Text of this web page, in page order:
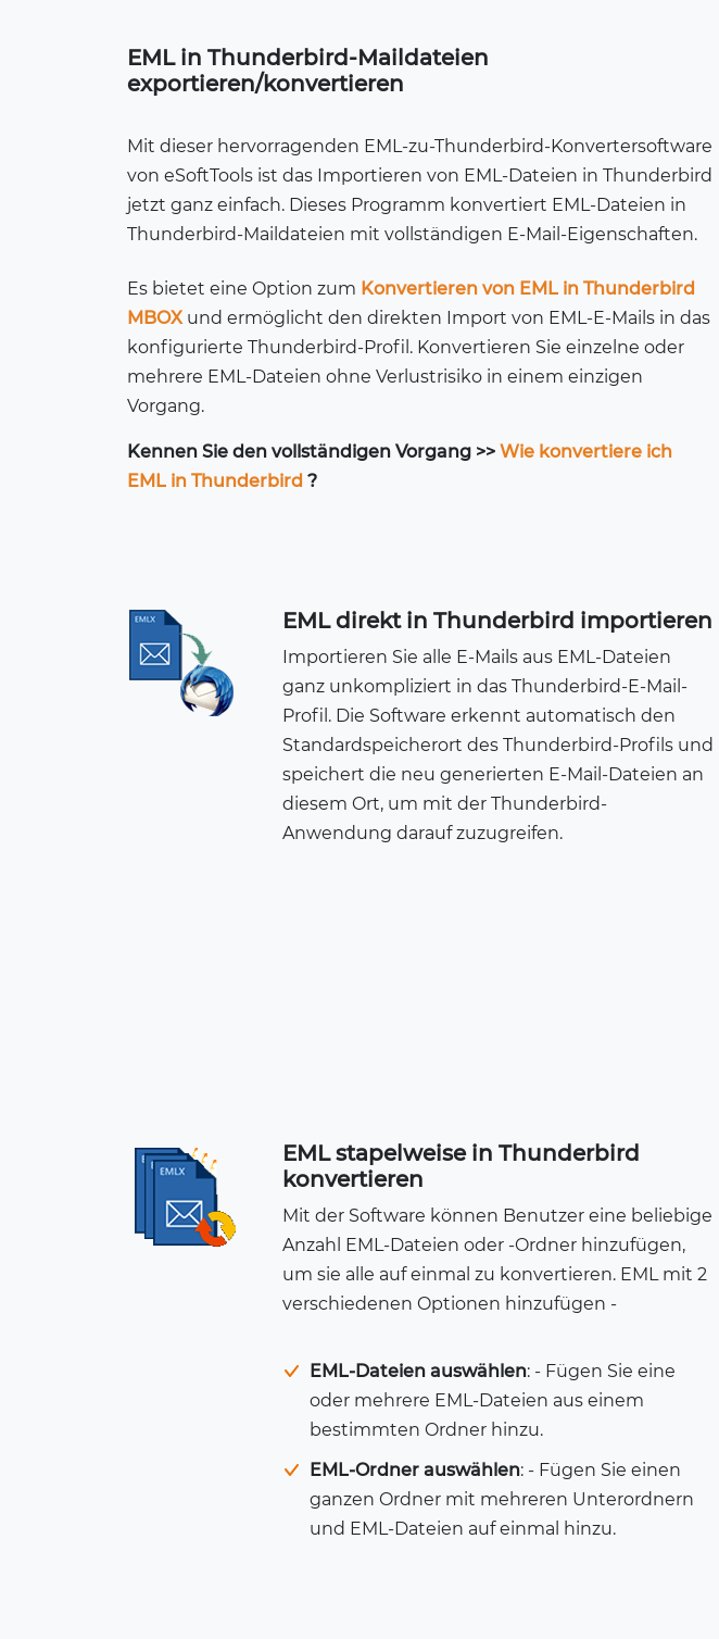
EML in Thunderbird-Maildateien
exportieren/konvertieren
Mit dieser hervorragenden EML-zu-Thunderbird-Konvertersoftware
von eSoftTools ist das Importieren von EML-Dateien in Thunderbird
jetzt ganz einfach. Dieses Programm konvertiert EML-Dateien in
Thunderbird-Maildateien mit vollständigen E-Mail-Eigenschaften.
Es bietet eine Option zum Konvertieren von EML in Thunderbird
MBOXund ermöglicht den direkten Import von EML-E-Mails in das
konfigurierte Thunderbird-Profil. Konvertieren Sie einzelne oder
mehrere EML-Dateien ohne Verlustrisiko in einem einzigen
Vorgang.
Kennen Sie den vollständigen Vorgang >> Wie konvertiere ich
EML in Thunderbird ?
EML direkt in Thunderbird importieren
Importieren Sie alle E-Mails aus EML-Dateien
ganz unkompliziert in das Thunderbird-E-Mail-
Profil. Die Software erkennt automatisch den
Standardspeicherort des Thunderbird-Profils und
speichert die neu generierten E-Mail-Dateien an
diesem Ort, um mit der Thunderbird-
Anwendung darauf zuzugreifen.
EML stapelweise in Thunderbird
konvertieren
Mit der Software können Benutzer eine beliebige
Anzahl EML-Dateien oder -Ordner hinzufügen,
um sie alle auf einmal zu konvertieren. EML mit 2
verschiedenen Optionen hinzufügen -
EML-Dateien auswählen: - Fügen Sie eine
oder mehrere EML-Dateien aus einem
bestimmten Ordner hinzu.
EML-Ordner auswählen: - Fügen Sie einen
ganzen Ordner mit mehreren Unterordnern
und EML-Dateien auf einmal hinzu.